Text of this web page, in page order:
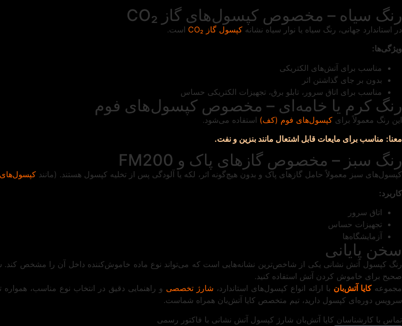
رنگ سیاه – مخصوص کپسول‌های گاز CO₂
در استاندارد جهانی، رنگ سیاه یا نوار سیاه نشانه کپسول گاز CO₂
است.
ویژگی‌ها:
مناسب برای آتش‌های الکتریکی
بدون بر جای گذاشتن اثر
مناسب برای اتاق سرور، تابلو برق، تجهیزات الکتریکی حساس
رنگ کرم یا خامه‌ای – مخصوص کپسول‌های فوم
این رنگ معمولاً برای کپسول‌های فوم (کف) استفاده می‌شود.
معنا: مناسب برای مایعات قابل اشتعال مانند بنزین و نفت.
رنگ سبز – مخصوص گازهای پاک و FM200
کپسول‌های سبز معمولاً حامل گازهای پاک و بدون هیچ‌گونه اثر، لکه یا آلودگی پس از تخلیه کپسول هستند. (مانند
کاربرد:
اتاق سرور
تجهیزات حساس
آزمایشگاه‌ها
سخن پایانی
رنگ کپسول آتش‌ نشانی یکی از شاخص‌ترین نشانه‌هایی است که می‌تواند نوع ماده خاموش‌کننده داخل آن را مشخص کند.
صحیح برای خاموش کردن آتش استفاده کنید.
مجموعهکایا آتش‌بان با ارائه انواع کپسول‌های استاندارد، شارژ تخصصی و راهنمایی دقیق در انتخاب نوع مناسب،
سرویس دوره‌ای کپسول دارید، تیم متخصص کایا آتش‌بان همراه شماست.
تماس با کارشناسان کایا آتش‌بان شارژ کپسول آتش نشانی با فاکتور رسمی